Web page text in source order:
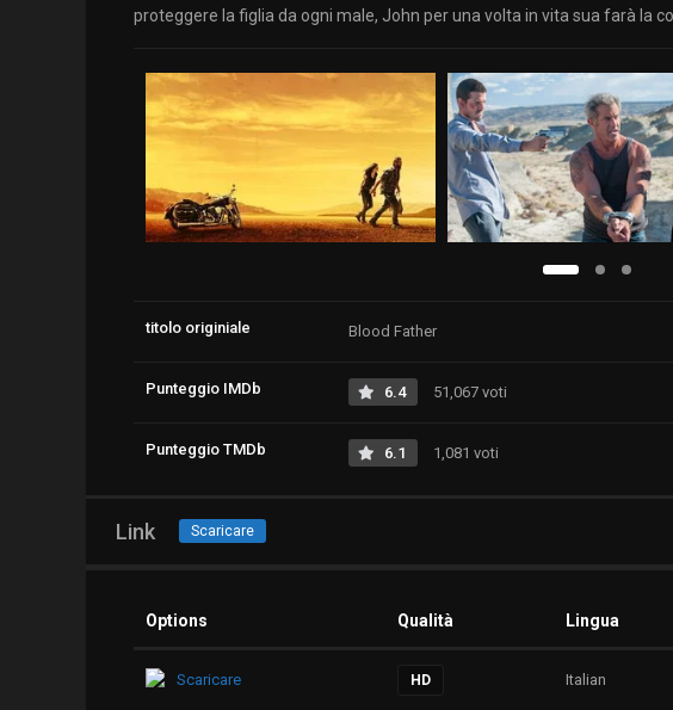
proteggere la figlia da ogni male, John per una volta in vita sua farà la
titolo originiale Blood Father
Punteggio IMDb 6.4 51,067 voti
Punteggio TMDb 6.1 1,081 voti
Link Scaricare
Options Qualità Lingua
Scaricare HD Italian